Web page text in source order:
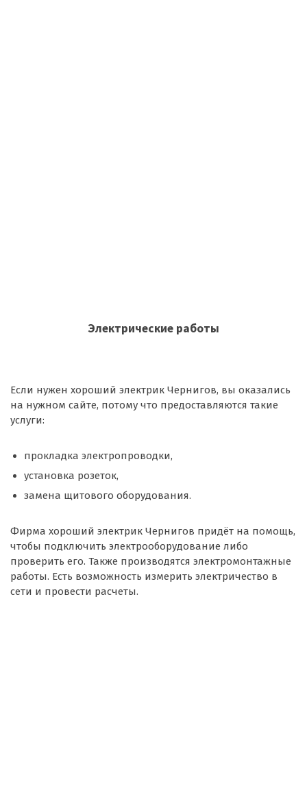
Электрические работы
Если нужен хороший электрик Чернигов, вы оказались
на нужном сайте, потому что предоставляются такие
услуги:
прокладка электропроводки,
установка розеток,
замена щитового оборудования.
Фирма хороший электрик Чернигов придёт на помощь,
чтобы подключить электрооборудование либо
проверить его. Также производятся электромонтажные
работы. Есть возможность измерить электричество в
сети и провести расчеты.